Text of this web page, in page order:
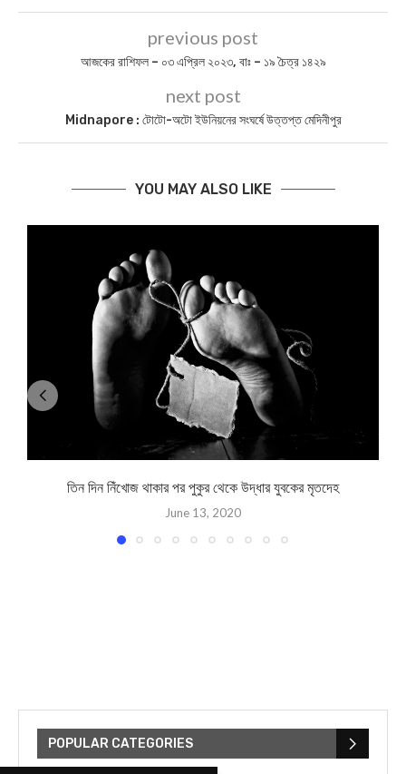
previous post
আজকের রাশিফল – ০৩ এপ্রিল ২০২৩, বাঃ – ১৯ চৈত্র ১৪২৯
next post
Midnapore : টোটো-অটো ইউনিয়নের সংঘর্ষে উত্তপ্ত মেদিনীপুর
YOU MAY ALSO LIKE
তিন দিন নিঁখোজ থাকার পর পুকুর থেকে উদ্ধার যুবকের মৃতদেহ
June 13, 2020
POPULAR CATEGORIES